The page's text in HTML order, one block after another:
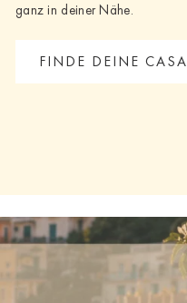
ganz in deiner Nähe.
FINDE DEINE CASA